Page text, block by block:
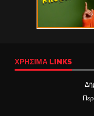
ΧΡΉΣΙΜΑ LINKS